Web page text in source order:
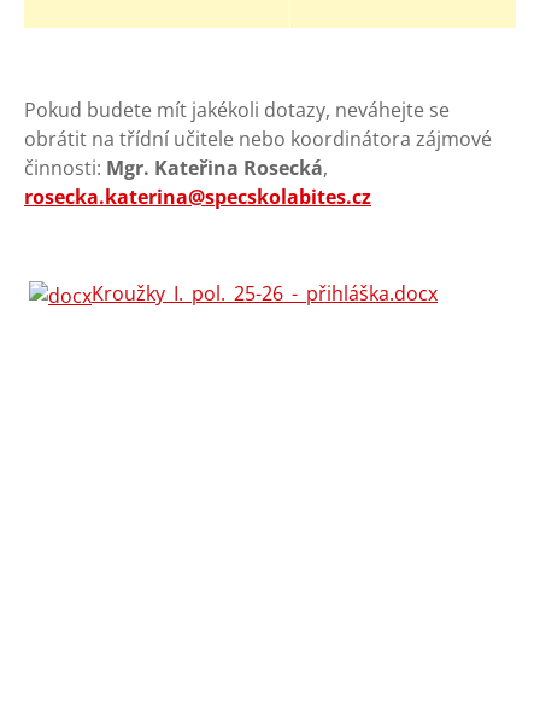
Pokud budete mít jakékoli dotazy, neváhejte se
obrátit na třídní učitele nebo koordinátora zájmové
činnosti: Mgr. Kateřina Rosecká,
rosecka.katerina@specskolabites.cz
Kroužky_I._pol._25-26_-_přihláška.docx